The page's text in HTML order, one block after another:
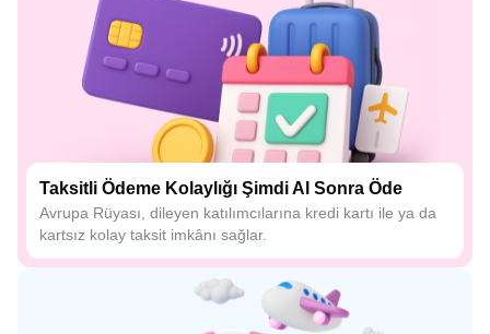
Taksitli Ödeme Kolaylığı Şimdi Al Sonra Öde
Avrupa Rüyası, dileyen katılımcılarına kredi kartı ile ya da
kartsız kolay taksit imkânı sağlar.